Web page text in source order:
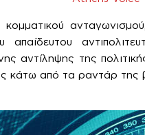
απαίδευτου
αντίληψης της
κάτω από τα ραντάρ της